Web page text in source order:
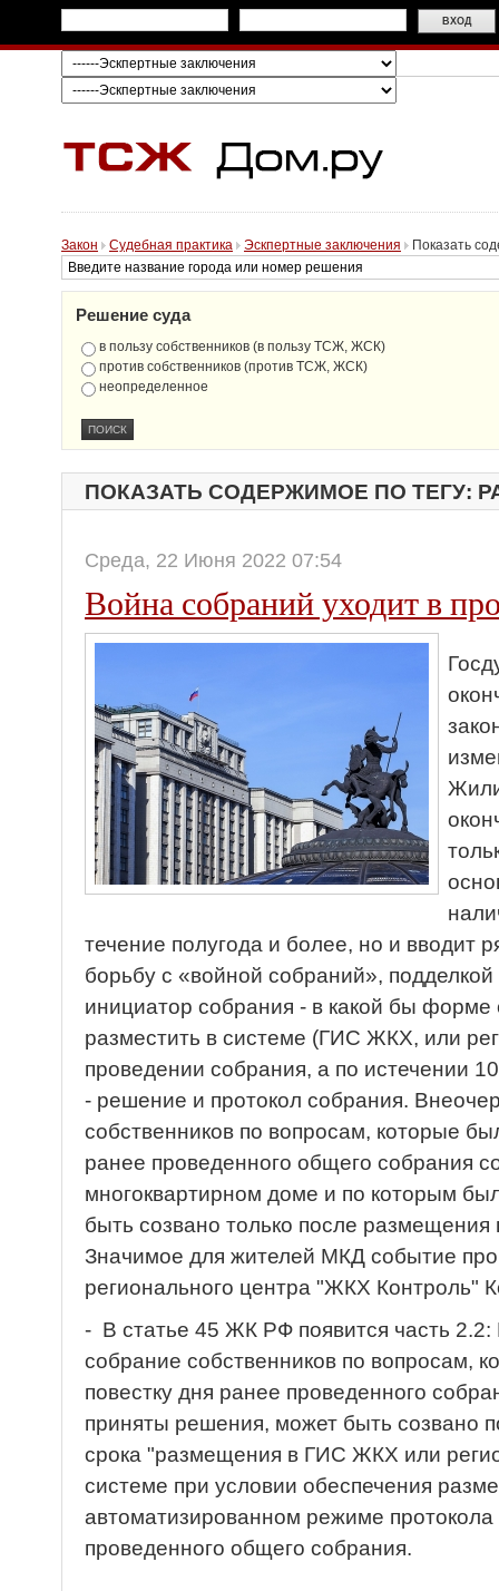
Закон Судебная практика Эскпертные заключения Показать
Решение суда
в пользу собственников (в пользу ТСЖ, ЖСК)
против собственников (против ТСЖ, ЖСК)
неопределенное
ПОКАЗАТЬ СОДЕРЖИМОЕ ПО ТЕГУ:
Среда, 22 Июня 2022 07:54
Война собраний уходит в
течение полугода и более, но и вводит
борьбу с «войной собраний»,
инициатор собрания - в какой бы форме
разместить в системе (ГИС ЖКХ, или
проведении собрания, а по истечении
- решение и протокол собрания.
собственников по вопросам, которые
ранее проведенного общего собрания
многоквартирном доме и по которым
быть созвано только после размещения
Значимое для жителей МКД событие
регионального центра "ЖКХ Контроль"
- В статье 45 ЖК РФ появится часть
собрание собственников по вопросам,
повестку дня ранее проведенного
приняты решения, может быть созвано
срока "размещения в ГИС ЖКХ или
системе при условии обеспечения
автоматизированном режиме
проведенного общего собрания.